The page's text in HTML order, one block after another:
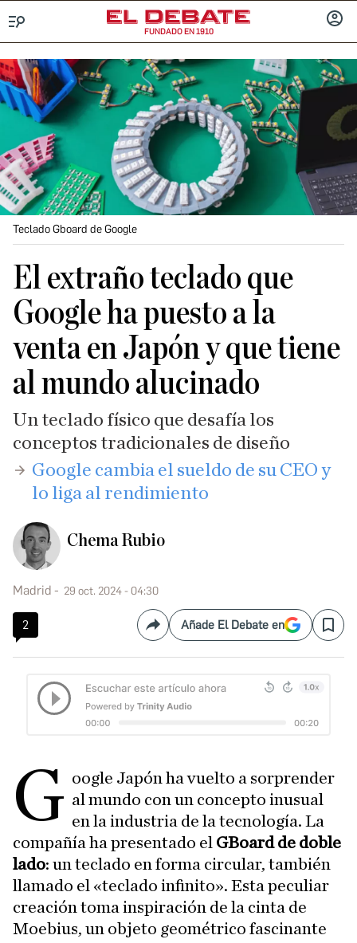
FUNDADO EN 1910
Teclado Gboard de Google
El extraño teclado que
Google ha puesto a la
venta en Japón y que tiene
al mundo alucinado
Un teclado físico que desafía los
conceptos tradicionales de diseño
​Google cambia el sueldo de su CEO y
lo liga al rendimiento
Chema Rubio
Madrid 29 oct. 2024 - 04:30
2 CompartirAñade El Debate en Save
G oogle Japón ha vuelto a sorprender
al mundo con un concepto inusual
en la industria de la tecnología. La
compañía ha presentado el GBoard de doble
lado: un teclado en forma circular, también
llamado el «teclado infinito». Esta peculiar
creación toma inspiración de la cinta de
Moebius, un objeto geométrico fascinante